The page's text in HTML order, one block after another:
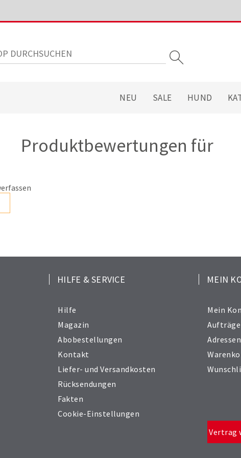
NEU SALE HUND
Produktbewertungen für
HILFE & SERVICE
Hilfe
Magazin
Abobestellungen
Kontakt
Liefer- und Versandkosten
Rücksendungen
Fakten
Cookie-Einstellungen
MEIN
Mein
Aufträge
Adressen
Vertrag